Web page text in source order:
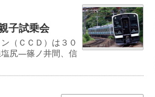
子試乗会
（ＣＣＤ）は３０
尻―篠ノ井間、信